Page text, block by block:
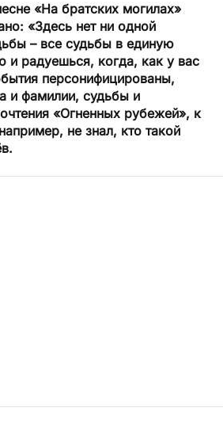
«На братских могилах»
«Здесь нет ни одной
– все судьбы в единую
и радуешься, когда, как у вас
персонифицированы,
и фамилии, судьбы и
«Огненных рубежей», к
не знал, кто такой